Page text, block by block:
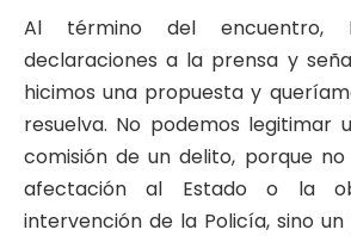
Al término del encuentro,
declaraciones a la prensa y
hicimos una propuesta y
resuelva. No podemos legitimar
comisión de un delito, porque
afectación al Estado o la
intervención de la Policía, sino